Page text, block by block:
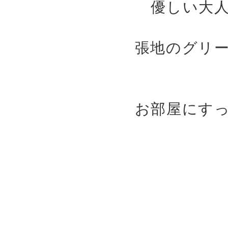
優しい大
張地のグリ
お部屋にす